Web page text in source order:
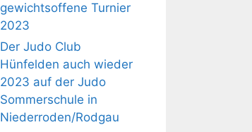
gewichtsoffene Turnier
2023
Der Judo Club
Hünfelden auch wieder
2023 auf der Judo
Sommerschule in
Niederroden/Rodgau